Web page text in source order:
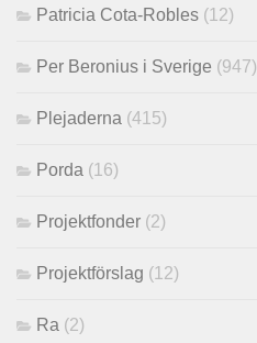
Patricia Cota-Robles (12)
Per Beronius i Sverige (947)
Plejaderna (415)
Porda (16)
Projektfonder (2)
Projektförslag (12)
Ra (2)